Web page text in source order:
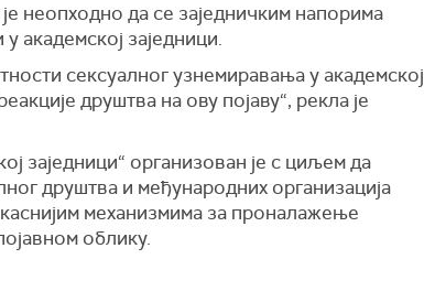
неопходно да се заједничким напорима
академској заједници.
сексуалног узнемиравања у академској
друштва на ову појаву“, рекла је
заједници“ организован је с циљем да
друштва и међународних организација
механизмима за проналажење
облику.